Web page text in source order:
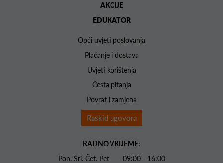
AKCIJE
EDUKATOR
Opći uvjeti poslovanja
Plaćanje i dostava
Uvjeti korištenja
Česta pitanja
Povrat i zamjena
Raskid ugovora
RADNO VRIJEME:
Pon. Sri. Čet. Pet 09:00 - 16:00